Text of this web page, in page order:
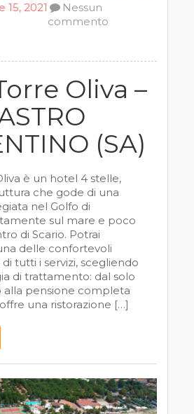
2021
Nessun
commento
Oliva –
(SA)
è un hotel 4 stelle,
che gode di una
nel Golfo di
sul mare e poco
di Scario. Potrai
delle confortevoli
tutti i servizi, scegliendo
di trattamento: dal solo
pensione completa
una ristorazione […]